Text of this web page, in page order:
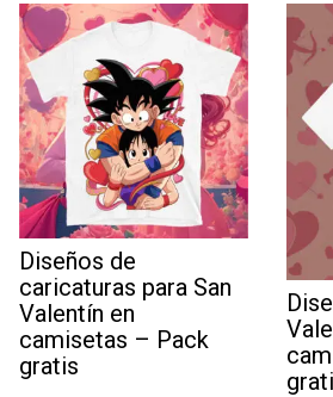
Diseños de
caricaturas para San
Valentín en
camisetas – Pack
gratis